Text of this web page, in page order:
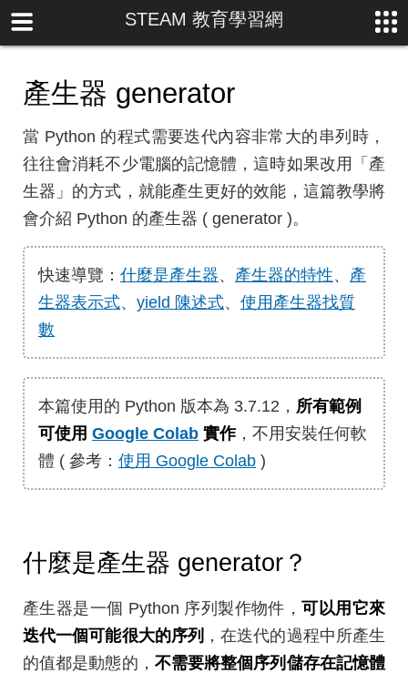
STEAM 教育學習網
產生器 generator
當 Python 的程式需要迭代內容非常大的串列時，
往往會消耗不少電腦的記憶體，這時如果改用「產
生器」的方式，就能產生更好的效能，這篇教學將
會介紹 Python 的產生器 ( generator )。
快速導覽： 什麼是產生器、 產生器的特性、 產
生器表示式、 yield 陳述式、 使用產生器找質
數
本篇使用的 Python 版本為 3.7.12， 所有範例
可使用 Google Colab 實作，不用安裝任何軟
體 ( 參考： 使用 Google Colab )
什麼是產生器 generator？
產生器是一個 Python 序列製作物件，可以用它來
迭代一個可能很大的序列 ，在迭代的過程中所產生
的值都是動態的， 不需要將整個序列儲存在記憶體